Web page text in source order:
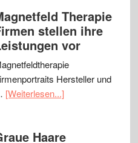
Therapie
stellen ihre
vor
Hersteller und
[Weiterlesen...]
Haare